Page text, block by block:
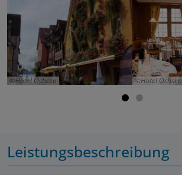
Hotel Ochsen Hotel Ochsen
Leistungsbeschreibung